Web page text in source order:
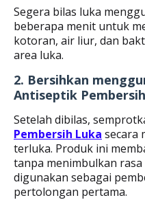
Segera bilas luka
beberapa menit untuk
kotoran, air liur, dan
area luka.
2. Bersihkan
Antiseptik
Setelah dibilas,
Pembersih Luka secara
terluka. Produk ini
tanpa menimbulkan
digunakan sebagai
pertolongan pertama.